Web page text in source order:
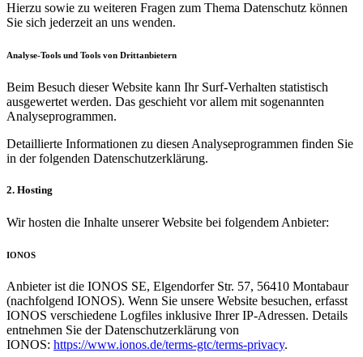
Hierzu sowie zu weiteren Fragen zum Thema Datenschutz können
Sie sich jederzeit an uns wenden.
Analyse-Tools und Tools von Dritt­anbietern
Beim Besuch dieser Website kann Ihr Surf-Verhalten statistisch
ausgewertet werden. Das geschieht vor allem mit sogenannten
Analyseprogrammen.
Detaillierte Informationen zu diesen Analyseprogrammen finden Sie
in der folgenden Datenschutzerklärung.
2. Hosting
Wir hosten die Inhalte unserer Website bei folgendem Anbieter:
IONOS
Anbieter ist die IONOS SE, Elgendorfer Str. 57, 56410 Montabaur
(nachfolgend IONOS). Wenn Sie unsere Website besuchen, erfasst
IONOS verschiedene Logfiles inklusive Ihrer IP-Adressen. Details
entnehmen Sie der Datenschutzerklärung von
IONOS: https://www.ionos.de/terms-gtc/terms-privacy.